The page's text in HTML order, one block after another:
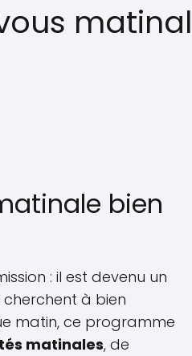
matinal
bien
: il est devenu un
à bien
matin, ce programme
matinales, de